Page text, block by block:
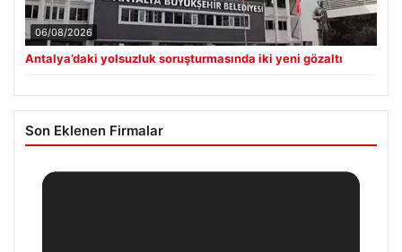
06/08/2026
Antalya’daki yolsuzluk soruşturmasında iki yeni gözaltı
Son Eklenen Firmalar